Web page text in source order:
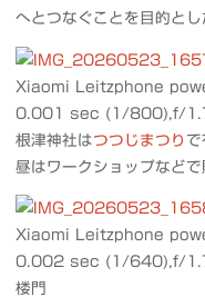
へとつなぐことを目的とし
Xiaomi Leitzphone
0.001 sec (1/800),f/
根津神社はつつじまつり で
昼はワークショップなどで
Xiaomi Leitzphone
0.002 sec (1/640),f/
楼門